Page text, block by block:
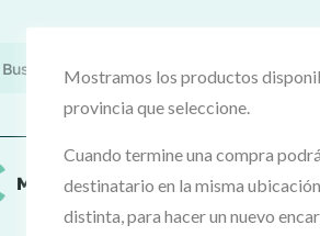
Mostramos los productos
provincia que seleccione.
Cuando termine una compra
destinatario en la misma ubicación
distinta, para hacer un nuevo
MercoCash Preguntas